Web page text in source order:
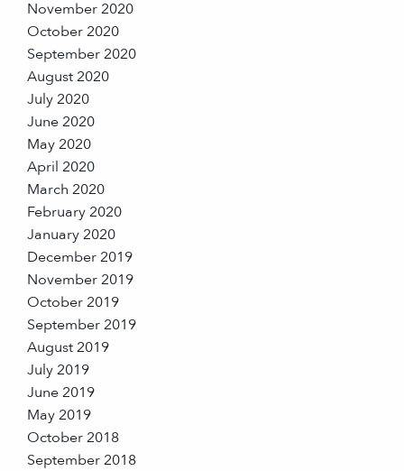
November 2020
October 2020
September 2020
August 2020
July 2020
June 2020
May 2020
April 2020
March 2020
February 2020
January 2020
December 2019
November 2019
October 2019
September 2019
August 2019
July 2019
June 2019
May 2019
October 2018
September 2018